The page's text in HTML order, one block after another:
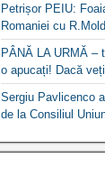
Petrișor PEIU:
Romaniei cu
PÂNĂ LA URMĂ –
o apucați! Dacă
Sergiu Pavlicenco
de la Consiliul